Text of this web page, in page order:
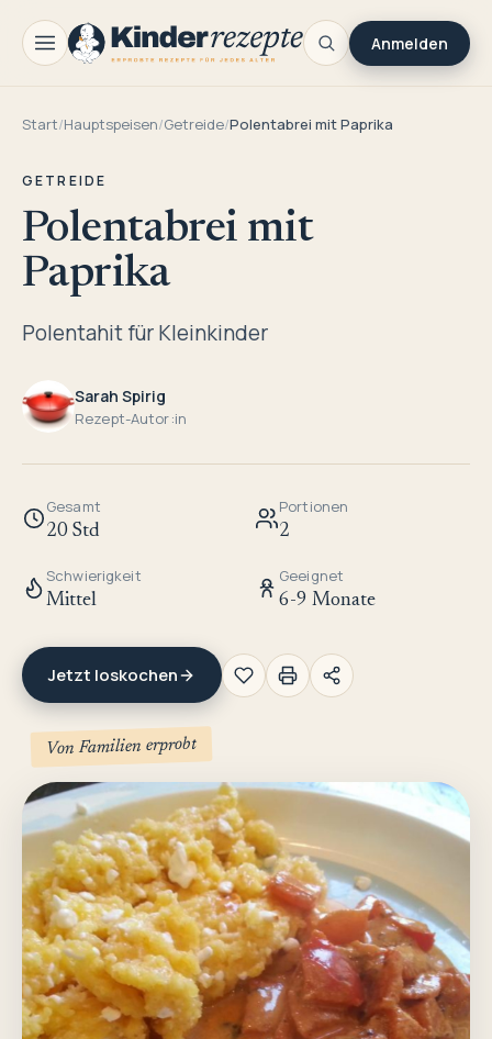
Anmelden
Start/Hauptspeisen/Getreide/Polentabrei mit Paprika
GETREIDE
Polentabrei mit
Paprika
Polentahit für Kleinkinder
Sarah Spirig
Rezept-Autor:in
Gesamt
20 Std
Portionen
2
Schwierigkeit
Mittel
Geeignet
6-9 Monate
Jetzt loskochen
Von Familien erprobt